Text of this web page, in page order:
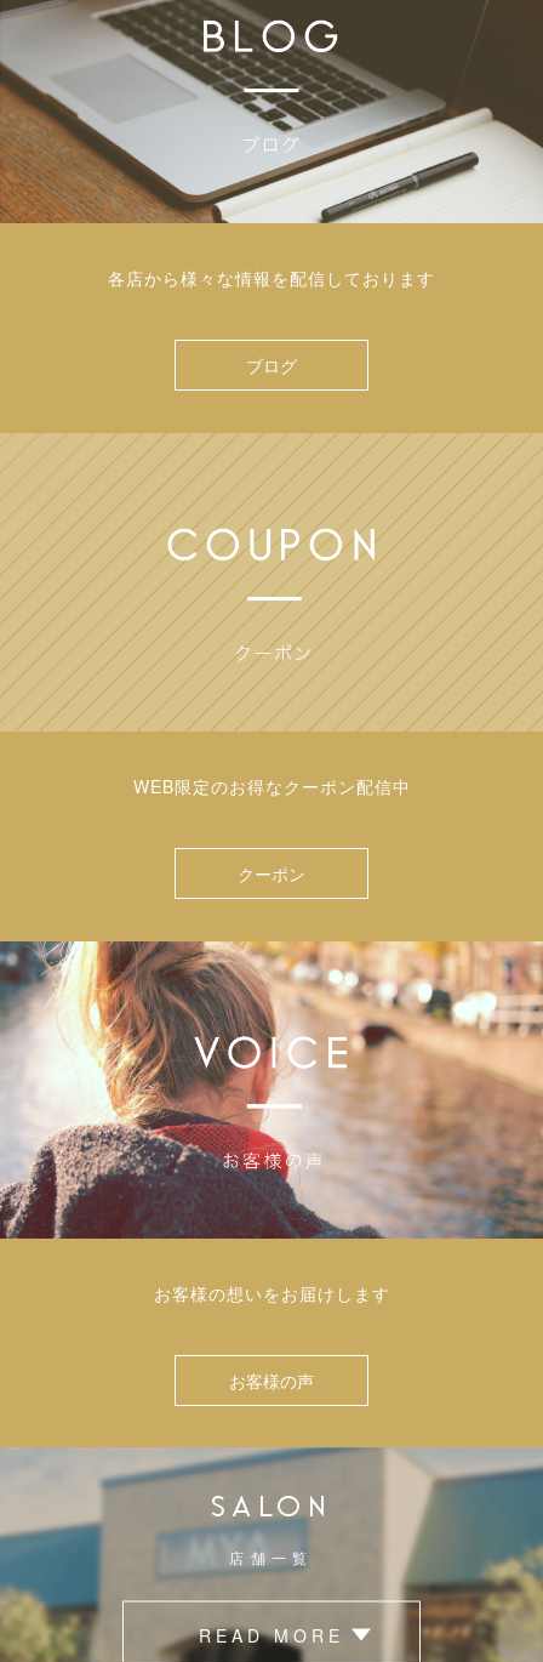
各店から様々な情報を配信しております
ブログ
WEB限定のお得なクーポン配信中
クーポン
お客様の想いをお届けします
お客様の声
SALON
店舗一覧
READ MORE